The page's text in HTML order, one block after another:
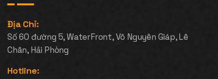
Địa Chỉ:
Số 60 đường 5, WaterFront, Võ Nguyên Giáp, Lê
Chân, Hải Phòng
Hotline: